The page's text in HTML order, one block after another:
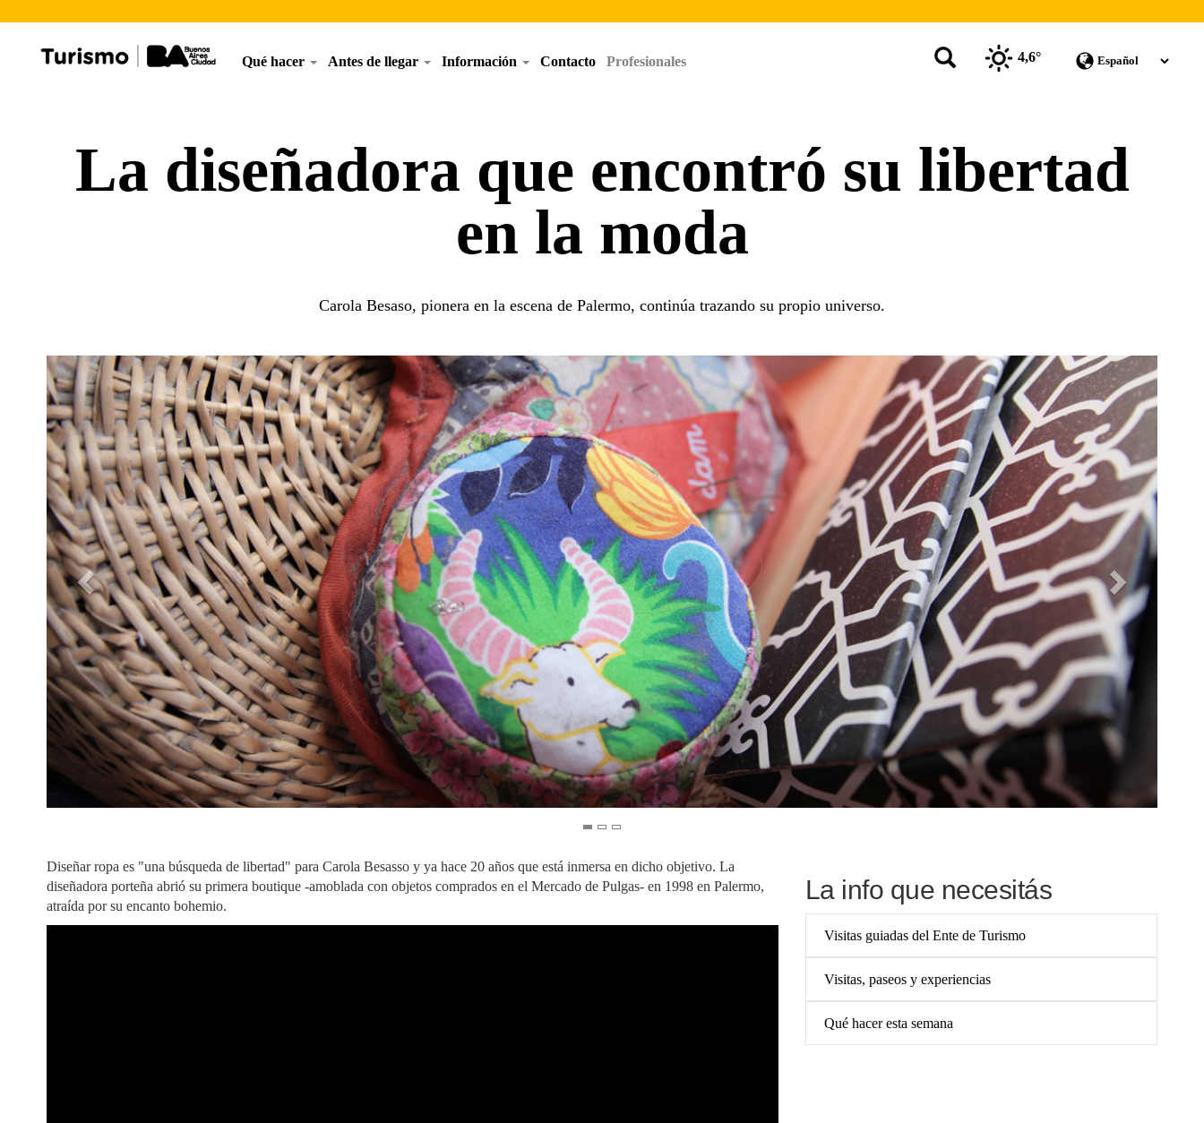
Qué hacer Antes de llegar Información Contacto Profesionales 4,6°
La diseñadora que encontró su libertad
en la moda
Carola Besaso, pionera en la escena de Palermo, continúa trazando su propio universo.
Diseñar ropa es "una búsqueda de libertad" para Carola Besasso y ya hace 20 años que está inmersa en dicho objetivo. La
diseñadora porteña abrió su primera boutique -amoblada con objetos comprados en el Mercado de Pulgas- en 1998 en Palermo,
atraída por su encanto bohemio.
La info que necesitás
Visitas guiadas del Ente de Turismo
Visitas, paseos y experiencias
Qué hacer esta semana